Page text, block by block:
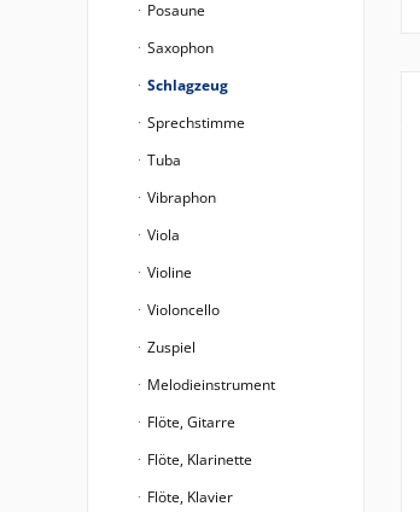
Posaune
Saxophon
Schlagzeug
Sprechstimme
Tuba
Vibraphon
Viola
Violine
Violoncello
Zuspiel
Melodieinstrument
Flöte, Gitarre
Flöte, Klarinette
Flöte, Klavier